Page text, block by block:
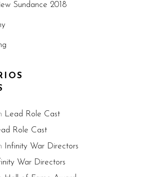
Sundance 2018
Lead Role Cast
Role Cast
Infinity War Directors
War Directors